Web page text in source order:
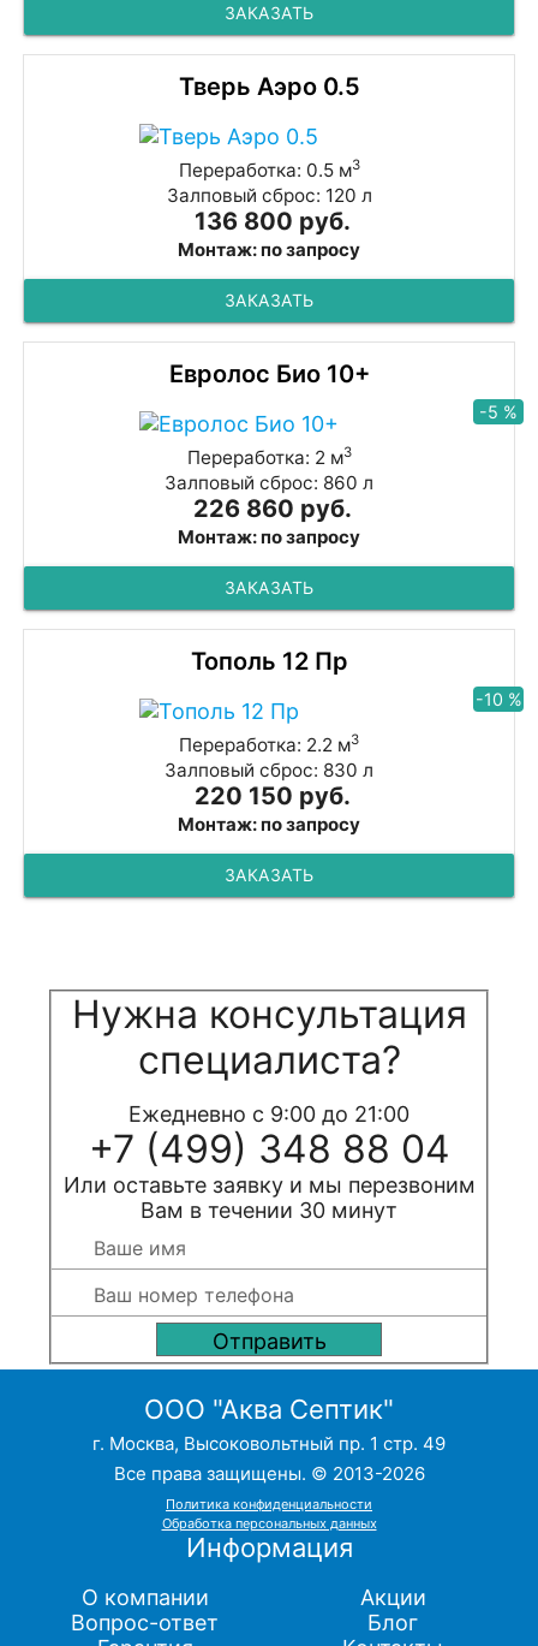
ЗАКАЗАТЬ
Тверь Аэро 0.5
Переработка: 0.5 м3
Залповый сброс: 120 л
136 800 руб.
Монтаж: по запросу
ЗАКАЗАТЬ
Евролос Био 10+
-5 %
Переработка: 2 м3
Залповый сброс: 860 л
226 860 руб.
Монтаж: по запросу
ЗАКАЗАТЬ
Тополь 12 Пр
-10 %
Переработка: 2.2 м3
Залповый сброс: 830 л
220 150 руб.
Монтаж: по запросу
ЗАКАЗАТЬ
Нужна консультация
специалиста?
Ежедневно с 9:00 до 21:00
+7 (499) 348 88 04
Или оставьте заявку и мы перезвоним
Вам в течении 30 минут
ООО "Аква Септик"
г. Москва, Высоковольтный пр. 1 стр. 49
Все права защищены. © 2013-2026
Политика конфиденциальности
Обработка персональных данных
Информация
О компании
Вопрос-ответ
Акции
Блог